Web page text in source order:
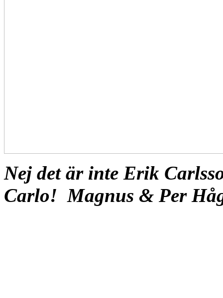
Nej det är inte Erik
Carlo! Magnus & Per